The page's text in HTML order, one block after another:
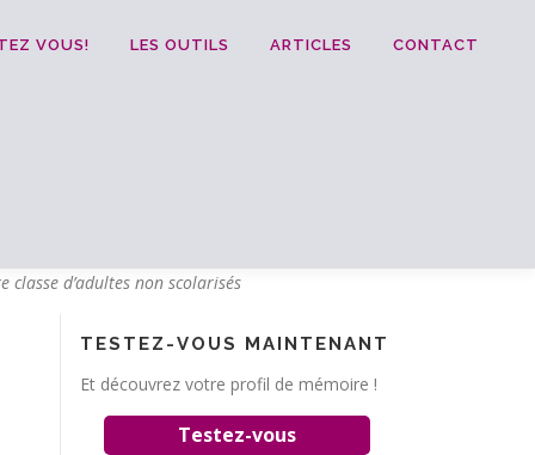
VOUS! LES OUTILS ARTICLES CONTACT
classe d’adultes non scolarisés
TESTEZ-VOUS MAINTENANT
Et découvrez votre profil de mémoire !
Testez-vous